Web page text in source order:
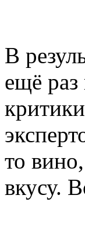
В
ещё раз
то
вкусу.